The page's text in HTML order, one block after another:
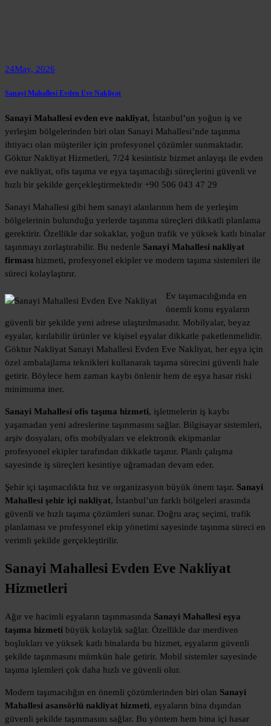
24May, 2026
Sanayi Mahallesi Evden Eve Nakliyat
Sanayi Mahallesi evden eve nakliyat, İstanbul’un yoğun iş ve
yerleşim bölgelerinden biri olan Sanayi Mahallesi’nde taşınma
ihtiyacı olan müşteriler için profesyonel çözümler sunmaktadır.
Göktur Nakliyat Hizmetleri, 7/24 kesintisiz hizmet anlayışı ile evden
eve nakliyat, ofis taşıma ve eşya taşımacılığı süreçlerini güvenli ve
hızlı bir şekilde gerçekleştirmektedir +90 506 043 47 29
Sanayi Mahallesi gibi hem sanayi alanlarının hem de yerleşim
bölgelerinin bulunduğu yerlerde taşınma süreçleri dikkatli planlama
gerektirir. Özellikle dar sokaklar, yoğun trafik ve yüksek katlı binalar
taşınmayı zorlaştırabilir. Bu nedenle Sanayi Mahallesi nakliyat
firması hizmeti, profesyonel ekipler ve modern taşıma sistemleri ile
süreci kolaylaştırır.
Ev taşımacılığında en
önemli konu eşyaların
güvenli bir şekilde yeni adrese ulaştırılmasıdır. Mobilyalar, beyaz
eşyalar, kırılabilir ürünler ve kişisel eşyalar dikkatle paketlenmelidir.
Göktur Nakliyat Sanayi Mahallesi Evden Eve Nakliyat, her eşya için
özel ambalajlama teknikleri kullanarak taşıma sürecini güvenli hale
getirir. Böylece hem zaman kaybı önlenir hem de eşya hasar riski
minimuma iner.
Sanayi Mahallesi ofis taşıma hizmeti, işletmelerin iş kaybı
yaşamadan yeni adreslerine taşınmasını sağlar. Bilgisayar sistemleri,
arşiv dosyaları, ofis mobilyaları ve elektronik ekipmanlar
profesyonel ekipler tarafından dikkatle taşınır. Planlı çalışma
sayesinde iş süreçleri kesintiye uğramadan devam eder.
Şehir içi taşımacılıkta hız ve organizasyon büyük önem taşır. Sanayi
Mahallesi şehir içi nakliyat, İstanbul’un farklı bölgeleri arasında
güvenli ve hızlı taşıma çözümleri sunar. Doğru araç seçimi, trafik
planlaması ve profesyonel ekip yönetimi sayesinde taşınma süreci en
verimli şekilde gerçekleştirilir.
Sanayi Mahallesi Evden Eve Nakliyat
Hizmetleri
Ağır ve hacimli eşyaların taşınmasında Sanayi Mahallesi eşya
taşıma hizmeti büyük kolaylık sağlar. Özellikle dar merdiven
boşlukları ve yüksek katlı binalarda bu hizmet, eşyaların güvenli
şekilde taşınmasını mümkün hale getirir. Mobil sistemler sayesinde
taşıma işlemleri çok daha hızlı ve güvenli olur.
Modern taşımacılığın en önemli çözümlerinden biri olan Sanayi
Mahallesi asansörlü nakliyat hizmeti, eşyaların bina dışından
güvenli şekilde taşınmasını sağlar. Bu yöntem hem bina içi hasar